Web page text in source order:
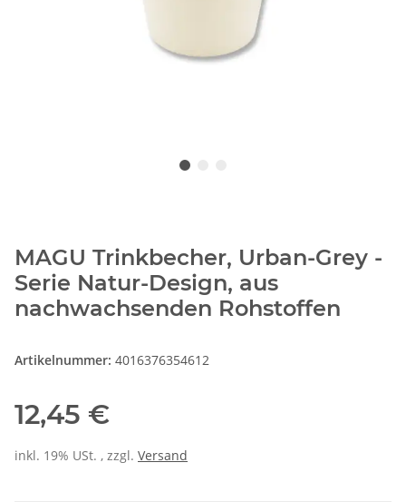
MAGU Trinkbecher, Urban-Grey -
Serie Natur-Design, aus
nachwachsenden Rohstoffen
Artikelnummer: 4016376354612
12,45 €
inkl. 19% USt. , zzgl. Versand